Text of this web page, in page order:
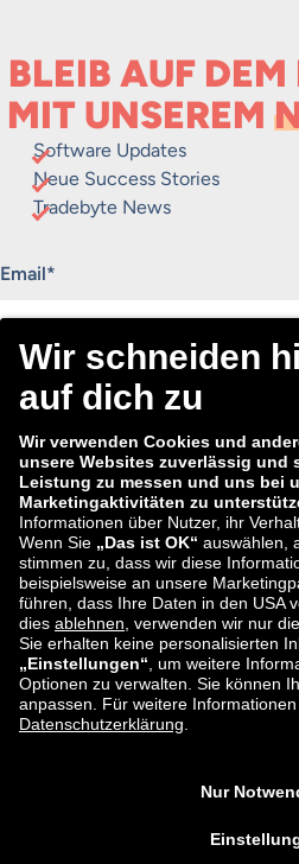
BLEIB AUF
MIT UNSEREM
Software Updates
Neue Success Stories
Tradebyte News
„*“ zeigt erforderliche Felder an
Email*
Consent*
Ich stimme dem Erhalt des
Wir verarbeiten die von Ihnen
Rahmen unseres
deshalb auf unsere
können Sie alle Informationen zur
entnehmen.
Anmelden
ECD